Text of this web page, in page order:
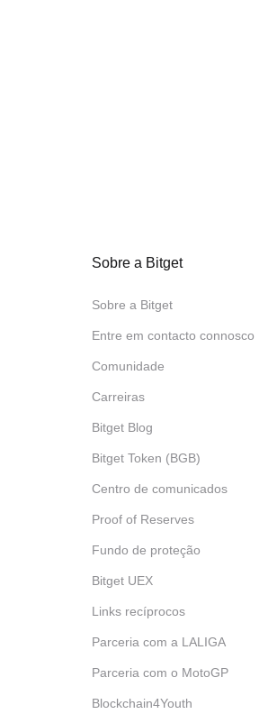
Sobre a Bitget
Sobre a Bitget
Entre em contacto connosco
Comunidade
Carreiras
Bitget Blog
Bitget Token (BGB)
Centro de comunicados
Proof of Reserves
Fundo de proteção
Bitget UEX
Links recíprocos
Parceria com a LALIGA
Parceria com o MotoGP
Blockchain4Youth